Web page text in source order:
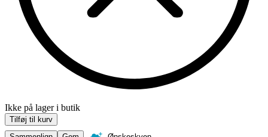
Ikke på lager i butik
Tilføj til kurv